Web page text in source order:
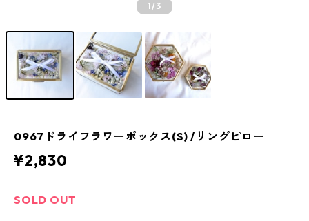
1/3
0967ドライフラワーボックス(S) /リングピロー
¥2,830
SOLD OUT